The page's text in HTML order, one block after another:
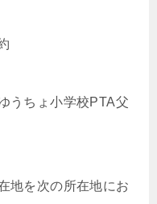
うちょ小学校PTA父
地を次の所在地にお